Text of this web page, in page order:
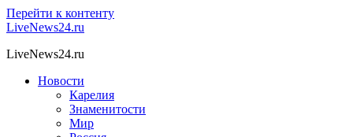
Перейти к контенту
LiveNews24.ru
LiveNews24.ru
Новости
Карелия
Знаменитости
Мир